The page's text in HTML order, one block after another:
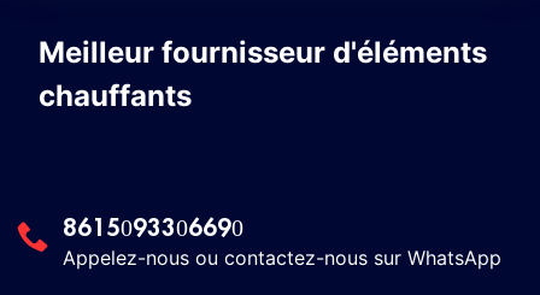
Meilleur fournisseur d'éléments
chauffants
8615093306690
Appelez-nous ou contactez-nous sur WhatsApp